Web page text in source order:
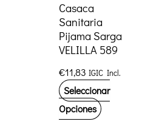
en
la
de
producto
Casaca
Sanitaria
Pijama Sarga
VELILLA 589
€11,83 IGIC Incl.
Seleccionar
Opciones Este